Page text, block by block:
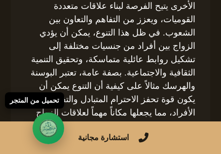
الأخرى يتيح الفرصة لبناء علاقات متعددة
القوميات، ويعزز من التفاهم والتعاون بين
الشعوب. في ظل هذا التنوع، يمكن أن يؤدي
الزواج بين أفراد من جنسيات مختلفة إلى
تشكيل روابط عائلية متماسكة، وتحقيق التنمية
الثقافية والاجتماعية. بصفة عامة، تعتبر البوسنة
والهرسك مثالاً على كيفية أن التنوع يمكن أن
يكون قوة تحفز الاحترام المتبادل والتفاهم بين
الأفراد، مما يجعلها مكاناً مهماً لعلاقات الزواج
الدولية.زواج مغربية من مصري مقيم البوسنة
استشارة مجانية
تحميل من المتجر